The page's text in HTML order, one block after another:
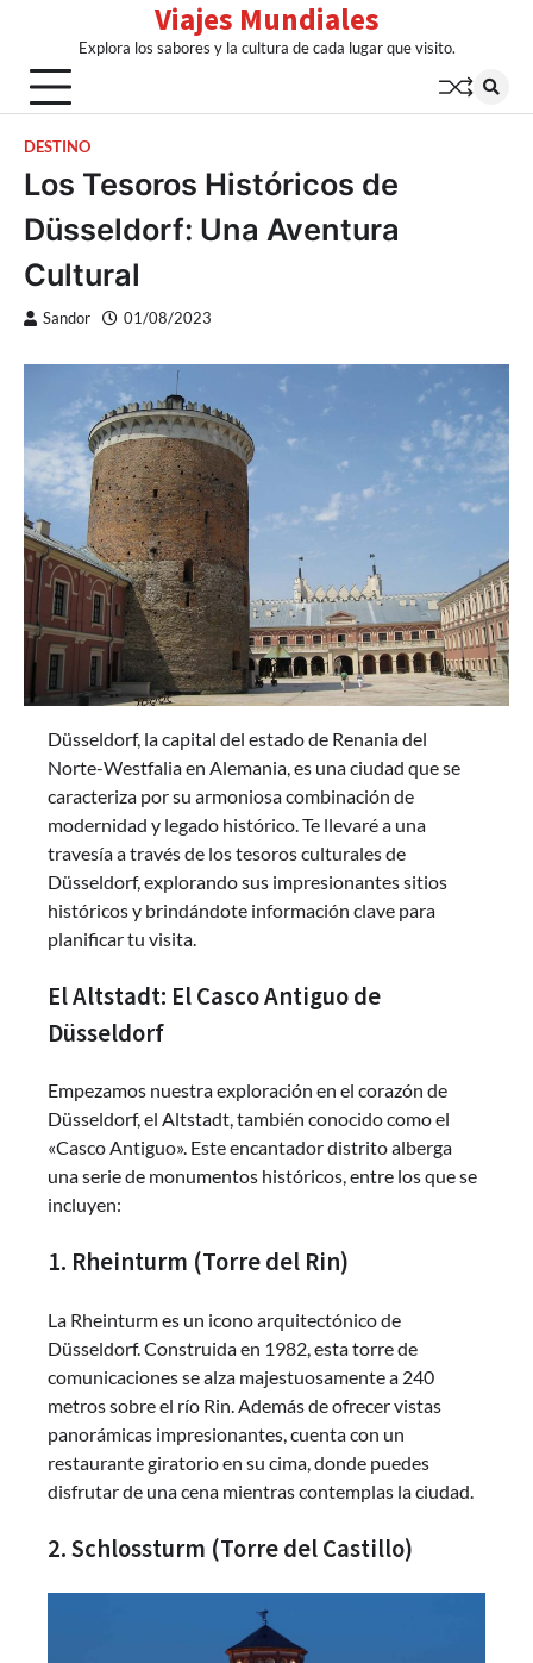
content
Viajes Mundiales
Explora los sabores y la cultura de cada lugar que visito.
DESTINO
Los Tesoros Históricos de
Düsseldorf: Una Aventura
Cultural
Sandor 01/08/2023
Düsseldorf, la capital del estado de Renania del
Norte-Westfalia en Alemania, es una ciudad que se
caracteriza por su armoniosa combinación de
modernidad y legado histórico. Te llevaré a una
travesía a través de los tesoros culturales de
Düsseldorf, explorando sus impresionantes sitios
históricos y brindándote información clave para
planificar tu visita.
El Altstadt: El Casco Antiguo de
Düsseldorf
Empezamos nuestra exploración en el corazón de
Düsseldorf, el Altstadt, también conocido como el
«Casco Antiguo». Este encantador distrito alberga
una serie de monumentos históricos, entre los que se
incluyen:
1. Rheinturm (Torre del Rin)
La Rheinturm es un icono arquitectónico de
Düsseldorf. Construida en 1982, esta torre de
comunicaciones se alza majestuosamente a 240
metros sobre el río Rin. Además de ofrecer vistas
panorámicas impresionantes, cuenta con un
restaurante giratorio en su cima, donde puedes
disfrutar de una cena mientras contemplas la ciudad.
2. Schlossturm (Torre del Castillo)